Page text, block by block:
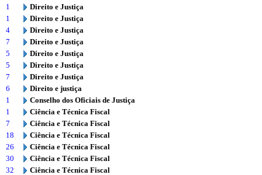
1
Direito e Justiça
1
Direito e Justiça
4
Direito e Justiça
7
Direito e Justiça
5
Direito e Justiça
5
Direito e Justiça
7
Direito e Justiça
6
Direito e justiça
1
Conselho dos Oficiais de Justiça
1
Ciência e Técnica Fiscal
7
Ciência e Técnica Fiscal
18
Ciência e Técnica Fiscal
26
Ciência e Técnica Fiscal
30
Ciência e Técnica Fiscal
32
Ciência e Técnica Fiscal